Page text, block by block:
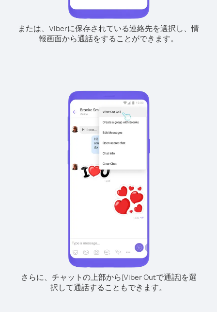
または、Viberに保存されている連絡先を選択し、情
報画面から通話をすることができます。
さらに、チャットの上部から[Viber Outで通話]を選
択して通話することもできます。